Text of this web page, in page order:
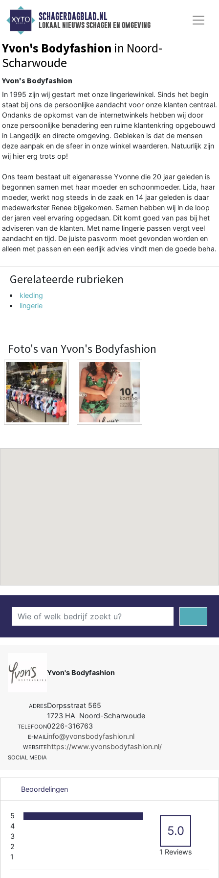
SCHAGERDAGBLAD.NL
lokaal nieuws schagen en omgeving
Yvon's Bodyfashion in Noord-
Scharwoude
Yvon's Bodyfashion
In 1995 zijn wij gestart met onze lingeriewinkel. Sinds het begin
staat bij ons de persoonlijke aandacht voor onze klanten centraal.
Ondanks de opkomst van de internetwinkels hebben wij door
onze persoonlijke benadering een ruime klantenkring opgebouwd
in Langedijk en directe omgeving. Gebleken is dat de mensen
deze aanpak en de sfeer in onze winkel waarderen. Natuurlijk zijn
wij hier erg trots op!
Ons team bestaat uit eigenaresse Yvonne die 20 jaar geleden is
begonnen samen met haar moeder en schoonmoeder. Lida, haar
moeder, werkt nog steeds in de zaak en 14 jaar geleden is daar
medewerkster Renee bijgekomen. Samen hebben wij in de loop
der jaren veel ervaring opgedaan. Dit komt goed van pas bij het
adviseren van de klanten. Met name lingerie passen vergt veel
aandacht en tijd. De juiste pasvorm moet gevonden worden en
alleen met passen en een eerlijk advies vindt men de goede beha.
Gerelateerde rubrieken
kleding
lingerie
Foto's van Yvon's Bodyfashion
Yvon's Bodyfashion
ADRESDorpsstraat 565
1723 HA Noord-Scharwoude
TELEFOON0226-316763
E-MAILinfo@yvonsbodyfashion.nl
WEBSITEhttps://www.yvonsbodyfashion.nl/
SOCIAL MEDIA
Beoordelingen
5
4
3
2
1
5.0
1 Reviews